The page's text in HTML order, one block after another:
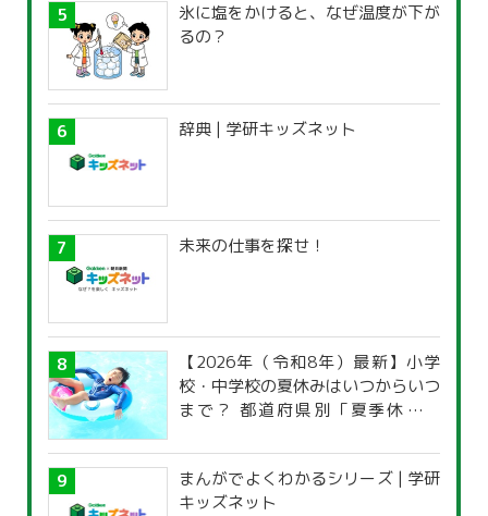
氷に塩をかけると、なぜ温度が下が
るの？
辞典 | 学研キッズネット
未来の仕事を探せ！
【2026年（令和8年）最新】小学
校・中学校の夏休みはいつからいつ
まで？ 都道府県別「夏季休暇一
まんがでよくわかるシリーズ | 学研
キッズネット